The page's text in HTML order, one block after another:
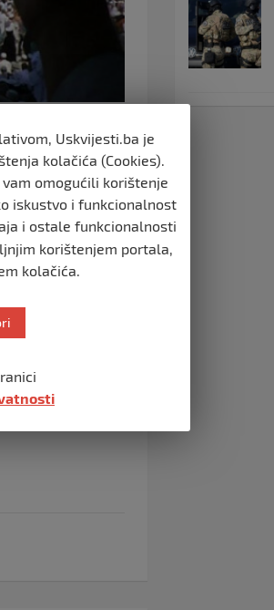
je na
Poslanika.
hotel oko
lokalnom
i Hercegovini
očekivanim
postigli i
s
Uskvijesti.ba je
kolačića (Cookies).
omogućili korištenje
iskustvo i funkcionalnost
i ostale funkcionalnosti
korištenjem portala,
kolačića.